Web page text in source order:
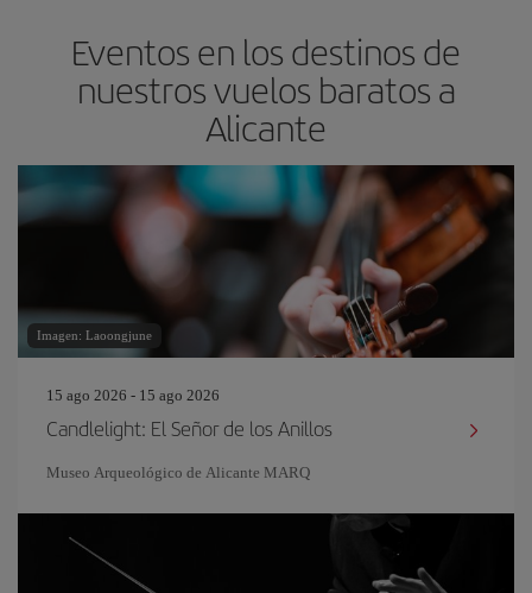
Eventos en los destinos de
nuestros vuelos baratos a
Alicante
Imagen: Laoongjune
15 ago 2026 - 15 ago 2026
Candlelight: El Señor de los Anillos
Museo Arqueológico de Alicante MARQ